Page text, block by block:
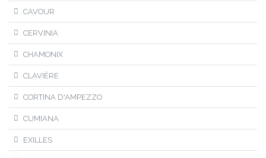
CAVOUR
CERVINIA
CHAMONIX
CLAVIÈRE
CORTINA D'AMPEZZO
CUMIANA
EXILLES